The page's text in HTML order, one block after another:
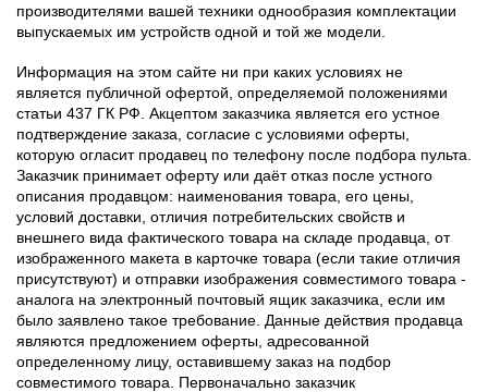
производителями вашей техники однообразия комплектации
выпускаемых им устройств одной и той же модели.
Информация на этом сайте ни при каких условиях не
является публичной офертой, определяемой положениями
статьи 437 ГК РФ. Акцептом заказчика является его устное
подтверждение заказа, согласие с условиями оферты,
которую огласит продавец по телефону после подбора пульта.
Заказчик принимает оферту или даёт отказ после устного
описания продавцом: наименования товара, его цены,
условий доставки, отличия потребительских свойств и
внешнего вида фактического товара на складе продавца, от
изображенного макета в карточке товара (если такие отличия
присутствуют) и отправки изображения совместимого товара -
аналога на электронный почтовый ящик заказчика, если им
было заявлено такое требование. Данные действия продавца
являются предложением оферты, адресованной
определенному лицу, оставившему заказ на подбор
совместимого товара. Первоначально заказчик